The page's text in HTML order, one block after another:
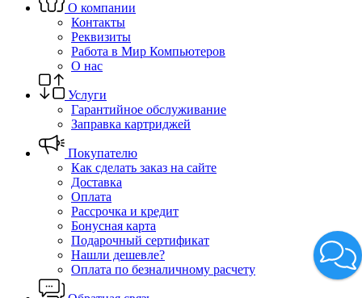
О компании
Контакты
Реквизиты
Работа в Мир Компьютеров
О нас
Услуги
Гарантийное обслуживание
Заправка картриджей
Покупателю
Как сделать заказ на сайте
Доставка
Оплата
Рассрочка и кредит
Бонусная карта
Подарочный сертификат
Нашли дешевле?
Оплата по безналичному расчету